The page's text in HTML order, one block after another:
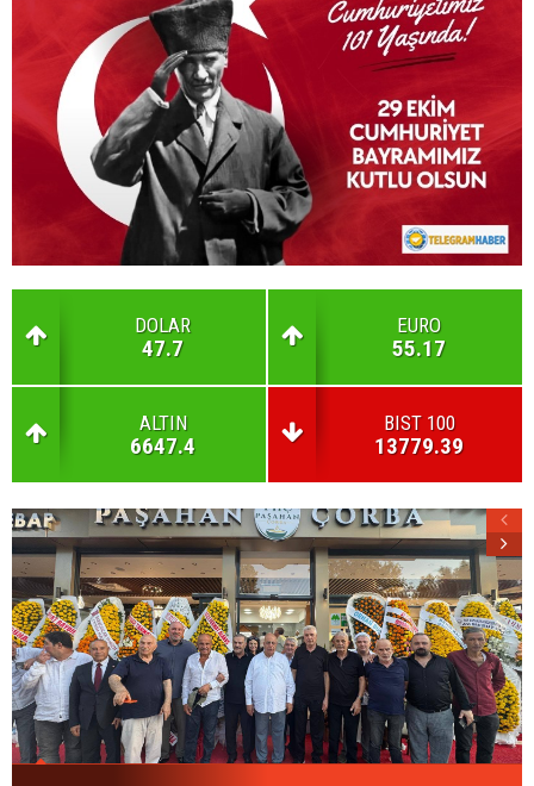
DOLAR
47.7
EURO
55.17
ALTIN
6647.4
BIST 100
13779.39